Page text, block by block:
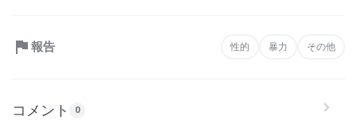
報告 性的 暴力 その他
コメント 0